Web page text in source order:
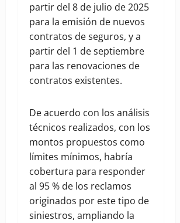
partir del 8 de julio de 2025
para la emisión de nuevos
contratos de seguros, y a
partir del 1 de septiembre
para las renovaciones de
contratos existentes.
De acuerdo con los análisis
técnicos realizados, con los
montos propuestos como
límites mínimos, habría
cobertura para responder
al 95 % de los reclamos
originados por este tipo de
siniestros, ampliando la